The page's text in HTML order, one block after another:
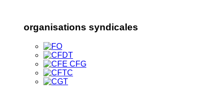
organisations syndicales